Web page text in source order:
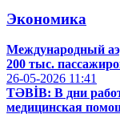
Экономика
Международный
200 тыс.
26-05-2026 11:41
TƏBİB: В дни
медицинская